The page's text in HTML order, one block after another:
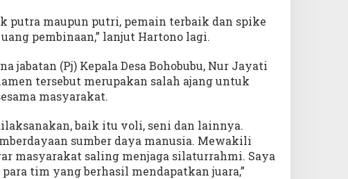
putra maupun putri, pemain terbaik dan spike
pembinaan,” lanjut Hartono lagi.
jabatan (Pj) Kepala Desa Bohobubu, Nur Jayati
tersebut merupakan salah ajang untuk
masyarakat.
baik itu voli, seni dan lainnya.
sumber daya manusia. Mewakili
masyarakat saling menjaga silaturrahmi. Saya
tim yang berhasil mendapatkan juara,”